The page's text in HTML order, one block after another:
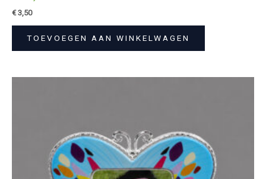
€3,50
TOEVOEGEN AAN WINKELWAGEN